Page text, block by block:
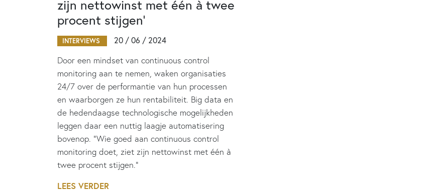
zijn nettowinst met één à twee
procent stijgen’
INTERVIEWS 20 / 06 / 2024
Door een mindset van continuous control
monitoring aan te nemen, waken organisaties
24/7 over de performantie van hun processen
en waarborgen ze hun rentabiliteit. Big data en
de hedendaagse technologische mogelijkheden
leggen daar een nuttig laagje automatisering
bovenop. “Wie goed aan continuous control
monitoring doet, ziet zijn nettowinst met één à
twee procent stijgen.”
LEES VERDER